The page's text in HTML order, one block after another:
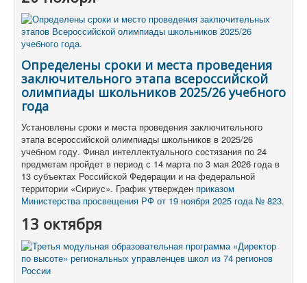
Определены сроки и места проведения
заключительного этапа всероссийской
олимпиады школьников 2025/26 учебного
года
Установлены сроки и места проведения заключительного
этапа всероссийской олимпиады школьников в 2025/26
учебном году. Финал интеллектуального состязания по 24
предметам пройдет в период с 14 марта по 3 мая 2026 года в
13 субъектах Российской Федерации и на федеральной
территории «Сириус». График утвержден приказом
Министерства просвещения РФ от 19 ноября 2025 года № 823.
13 октября